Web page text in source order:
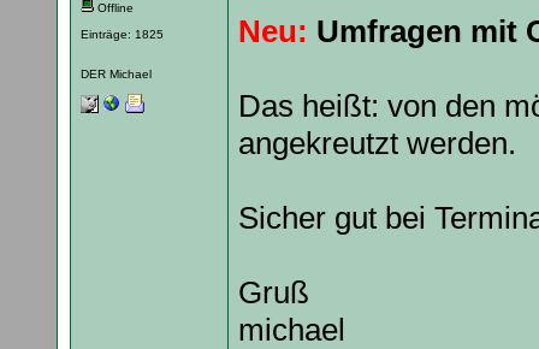
Offline
Einträge: 1825
DER Michael
Neu: Umfragen mit
Das heißt: von den
angekreutzt werden.
Sicher gut bei
Gruß
michael